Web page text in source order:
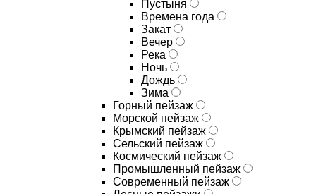
Пустыня
Времена года
Закат
Вечер
Река
Ночь
Дождь
Зима
Горный пейзаж
Морской пейзаж
Крымский пейзаж
Сельский пейзаж
Космический пейзаж
Промышленный пейзаж
Современный пейзаж